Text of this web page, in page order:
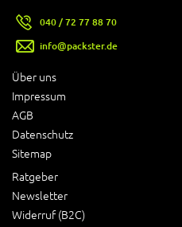
Über uns
Impressum
AGB
Datenschutz
Sitemap
Ratgeber
Newsletter
Widerruf (B2C)
040 / 72 77 88 70
info@packster.de